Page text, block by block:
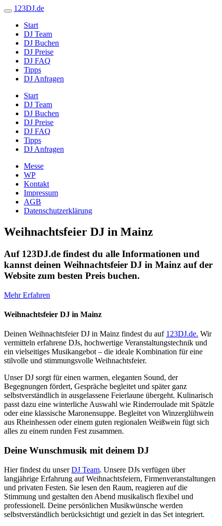
123DJ.de
Start
DJ Team
DJ Buchen
DJ Preise
DJ FAQ
Tipps
DJ Anfragen
Start
DJ Team
DJ Buchen
DJ Preise
DJ FAQ
Tipps
DJ Anfragen
Messe
WP
Kontakt
Impressum
AGB
Datenschutzerklärung
Weihnachtsfeier DJ in Mainz
Auf 123DJ.de findest du alle Informationen und
kannst deinen Weihnachtsfeier DJ in Mainz auf der
Website zum besten Preis buchen.
Mehr Erfahren
Weihnachtsfeier DJ in Mainz
Deinen Weihnachtsfeier DJ in Mainz findest du auf 123DJ.de. Wir
vermitteln erfahrene DJs, hochwertige Veranstaltungstechnik und
ein vielseitiges Musikangebot – die ideale Kombination für eine
stilvolle und stimmungsvolle Weihnachtsfeier.
Unser DJ sorgt für einen warmen, eleganten Sound, der
Begegnungen fördert, Gespräche begleitet und später ganz
selbstverständlich in ausgelassene Feierlaune übergeht. Kulinarisch
passt dazu eine winterliche Auswahl wie Rinderroulade mit Spätzle
oder eine klassische Maronensuppe. Begleitet von Winzerglühwein
aus Rheinhessen oder einem guten regionalen Weißwein fügt sich
alles zu einem runden Fest zusammen.
Deine Wunschmusik mit deinem DJ
Hier findest du unserDJ Team. Unsere DJs verfügen über
langjährige Erfahrung auf Weihnachtsfeiern, Firmenveranstaltungen
und privaten Festen. Sie lesen den Raum, reagieren auf die
Stimmung und gestalten den Abend musikalisch flexibel und
professionell. Deine persönlichen Musikwünsche werden
selbstverständlich berücksichtigt und gezielt in das Set integriert.